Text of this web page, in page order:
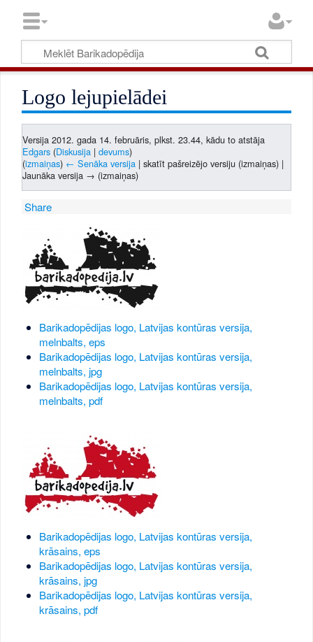
Logo lejupielādei
Versija 2012. gada 14. februāris, plkst. 23.44, kādu to atstāja
Edgars (Diskusija |devums)
(izmaiņas) ← Senāka versija | skatīt pašreizējo versiju (izmaiņas) |
Jaunāka versija → (izmaiņas)
Share
Barikadopēdijas logo, Latvijas kontūras versija,
melnbalts, eps
Barikadopēdijas logo, Latvijas kontūras versija,
melnbalts, jpg
Barikadopēdijas logo, Latvijas kontūras versija,
melnbalts, pdf
Barikadopēdijas logo, Latvijas kontūras versija,
krāsains, eps
Barikadopēdijas logo, Latvijas kontūras versija,
krāsains, jpg
Barikadopēdijas logo, Latvijas kontūras versija,
krāsains, pdf